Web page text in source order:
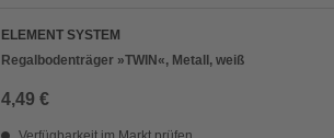
ELEMENT SYSTEM
Regalbodenträger »TWIN«, Metall, weiß
4,49 €